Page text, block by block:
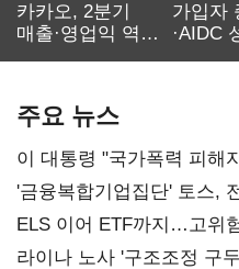
카카오, 2분기
매출·영업익 역대
가입자
·AIDC
주요 뉴스
이 대통령 "국가폭력 피해
진실 밝혀야"
'금융복합기업집단' 토스,
ELS 이어 ETF까지…고위
라이나 노사 '구조조정 구